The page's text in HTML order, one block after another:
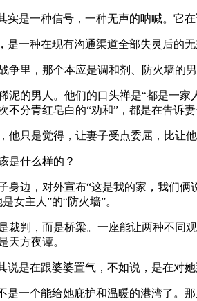
实是一种信号，一种无声的呐喊。它
是一种在现有沟通渠道全部失灵后的无
争里，那个本应是调和剂、防火墙的
泥的男人。他们的口头禅是“都是一
不分青红皂白的“劝和”，都是在告诉
他只是觉得，让妻子受点委屈，比让
是什么样的？
身边，对外宣布“这是我的家，我们
女主人”的“防火墙”。
裁判，而是桥梁。一座能让两种不同
天方夜谭。
说是在跟婆婆置气，不如说，是在对
是一个能给她庇护和温暖的港湾了。